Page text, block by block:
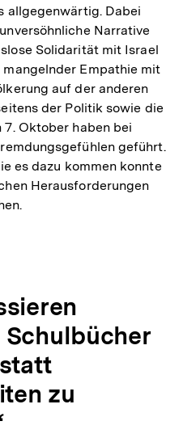
allgegenwärtig. Dabei
Narrative
Solidarität mit Israel
Empathie mit
auf der anderen
der Politik sowie die
Oktober haben bei
geführt.
es dazu kommen konnte
Herausforderungen
zu